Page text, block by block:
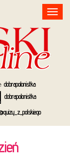
Toggle
navigation
dobrapolonistka
dobrapolonistka